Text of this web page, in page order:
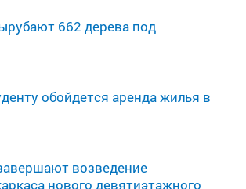
662 дерева под
обойдется аренда жилья в
возведение
нового девятиэтажного